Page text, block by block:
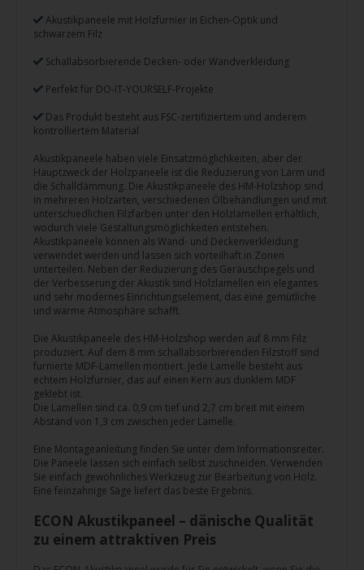
Akustikpaneele mit Holzfurnier in Eichen-Optik und
schwarzem Filz
Schallabsorbierende Decken- oder Wandverkleidung
Perfekt für DO-IT-YOURSELF-Projekte
Das Produkt besteht aus FSC-zertifiziertem und anderem
kontrolliertem Material
Akustikpaneele haben viele Einsatzmöglichkeiten, aber der
Hauptzweck der Holzpaneele ist die Reduzierung von Lärm und
die Schalldämmung. Die Akustikpaneele des HM-Holzshop sind
in mehreren Holzarten, verschiedenen Ölbehandlungen und mit
unterschiedlichen Filzfarben unter den Holzlamellen erhältlich,
wodurch viele Gestaltungsmöglichkeiten entstehen.
Akustikpaneele können als Wand- und Deckenverkleidung
verwendet werden und lassen sich vorteilhaft in Zonen
unterteilen. Neben der Reduzierung des Geräuschpegels und
der Verbesserung der Akustik sind Holzlamellen ein elegantes
und sehr modernes Einrichtungselement, das eine gemütliche
und warme Atmosphäre schafft.
Die Akustikpaneele des HM-Holzshop werden auf 8 mm Filz
produziert. Auf dem 8 mm schallabsorbierenden Filzstoff sind
furnierte MDF-Lamellen montiert. Jede Lamelle besteht aus
echtem Holzfurnier, das auf einen Kern aus dunklem MDF
geklebt ist.
Die Lamellen sind ca. 0,9 cm tief und 2,7 cm breit mit einem
Abstand von 1,3 cm zwischen jeder Lamelle.
Eine Montageanleitung finden Sie unter dem Informationsreiter.
Die Paneele lassen sich einfach selbst zuschneiden. Verwenden
Sie einfach gewöhnliches Werkzeug zur Bearbeitung von Holz.
Eine feinzahnige Säge liefert das beste Ergebnis.
ECON Akustikpaneel – dänische Qualität
zu einem attraktiven Preis